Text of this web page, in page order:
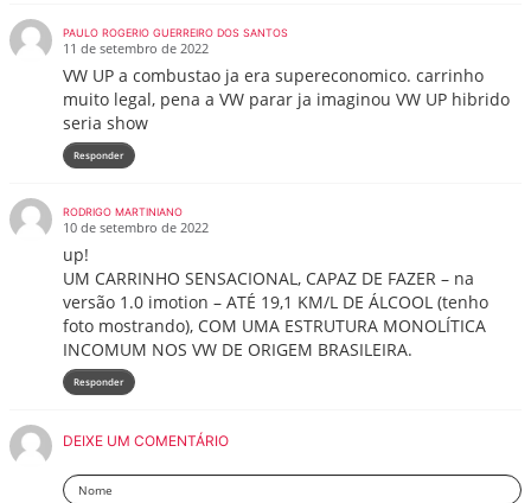
PAULO ROGERIO GUERREIRO DOS SANTOS
11 de setembro de 2022
VW UP a combustao ja era supereconomico. carrinho
muito legal, pena a VW parar ja imaginou VW UP hibrido
seria show
Responder
RODRIGO MARTINIANO
10 de setembro de 2022
up!
UM CARRINHO SENSACIONAL, CAPAZ DE FAZER – na
versão 1.0 imotion – ATÉ 19,1 KM/L DE ÁLCOOL (tenho
foto mostrando), COM UMA ESTRUTURA MONOLÍTICA
INCOMUM NOS VW DE ORIGEM BRASILEIRA.
Responder
DEIXE UM COMENTÁRIO
Nome